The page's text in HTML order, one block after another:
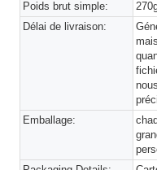
Poids brut simple:
Délai de livraison:
Emballage: